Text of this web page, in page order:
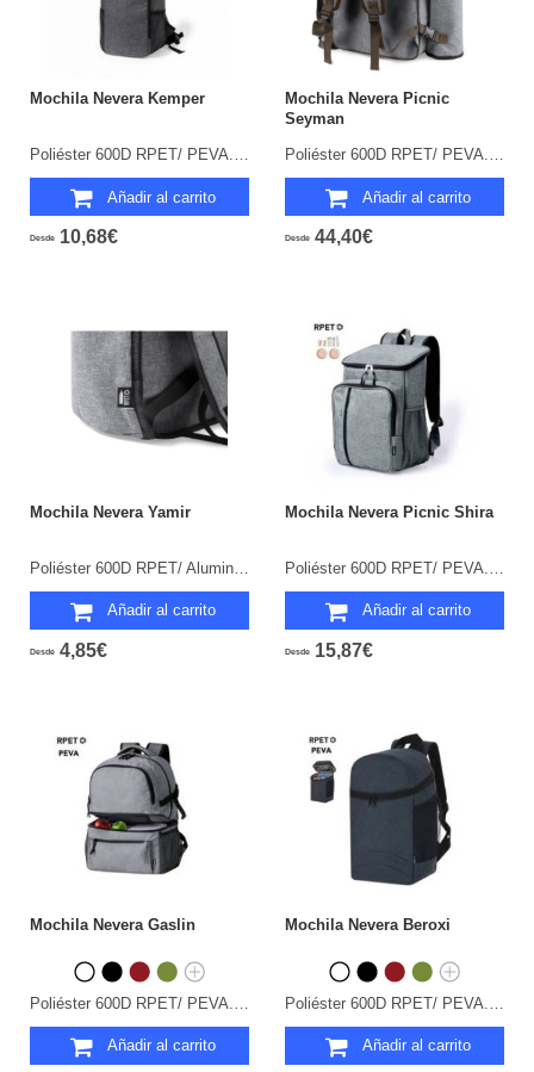
Mochila Nevera Kemper
Poliéster 600D RPET/ PEVA. Acolchada.
Añadir al carrito
Desde 10,68€
Mochila Nevera Picnic
Seyman
Poliéster 600D RPET/ PEVA. 32 Piezas. 4 Servicios. Parte Trasera y Cintas Acolchadas. Manta Picnic Poliéster RPET 160 g/ m2 Incluida.
Añadir al carrito
Desde 44,40€
Mochila Nevera Yamir
Añadir al carrito
Desde 4,85€
Mochila Nevera Picnic Shira
Añadir al carrito
Desde 15,87€
Mochila Nevera Gaslin
Añadir al carrito
Mochila Nevera Beroxi
Añadir al carrito